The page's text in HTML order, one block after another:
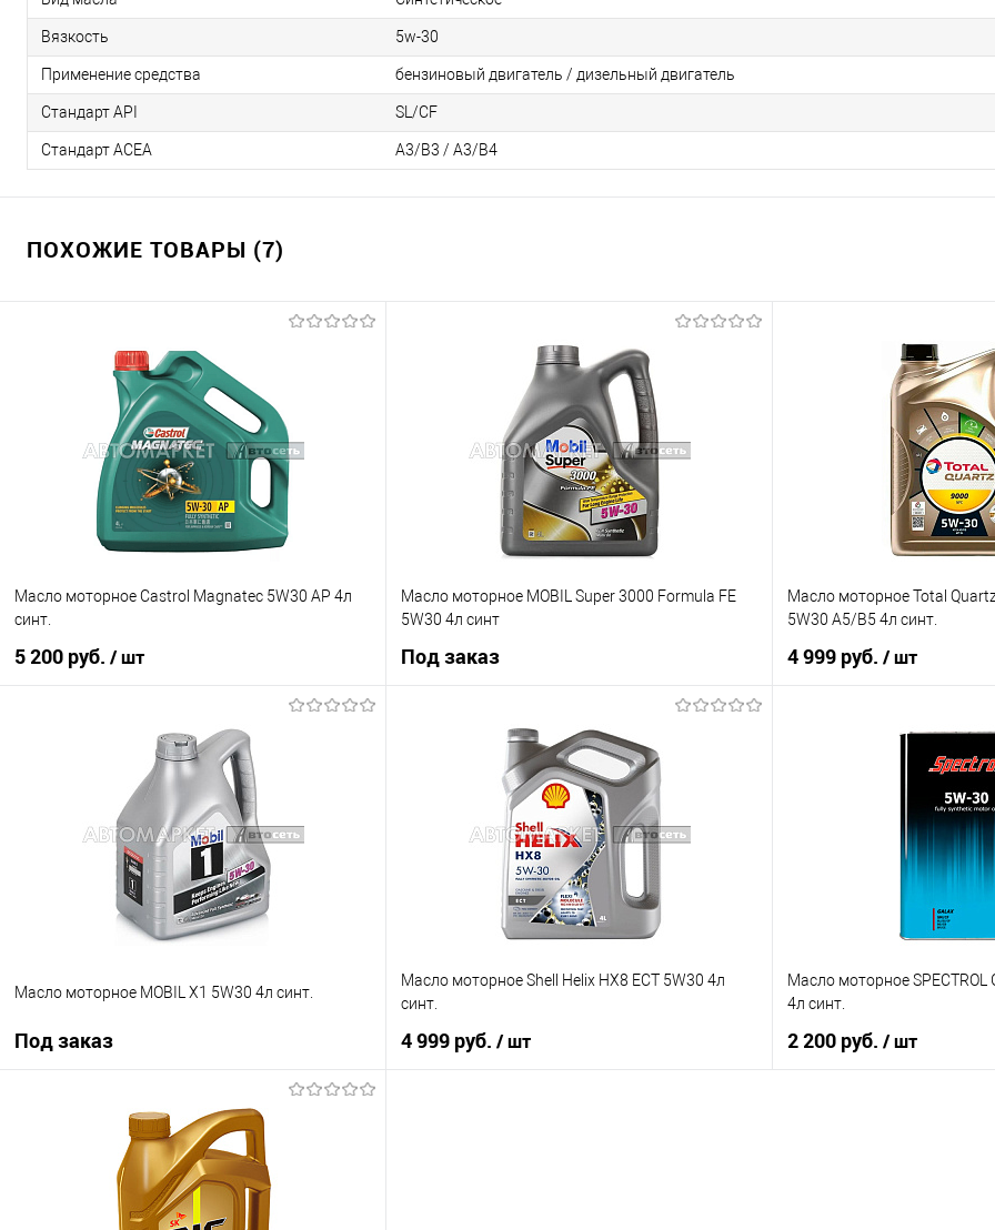
Вязкость 5w-30
Применение средства бензиновый двигатель / дизельный двигатель
Стандарт API SL/CF
Стандарт ACEA А3/В3 / А3/В4
ПОХОЖИЕ ТОВАРЫ (7)
Масло моторное Castrol Magnatec 5W30 AP 4л
синт.
5 200 руб. / шт
К сравнению
В наличии
Масло моторное MOBIL Super 3000 Formula FE
5W30 4л синт
Под заказ
Купить в 1 клик
К сравнению
Недоступно
Масло моторное Total
5W30 A5/B5 4л синт.
4 999 руб. / шт
Масло моторное MOBIL X1 5W30 4л синт.
Под заказ
Под заказ
Купить в 1 клик
К сравнению
Недоступно
Масло моторное Shell Helix HX8 ECT 5W30 4л
синт.
4 999 руб. / шт
Масло моторное
4л синт.
2 200 руб. / шт